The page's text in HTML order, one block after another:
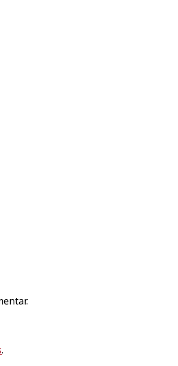
.